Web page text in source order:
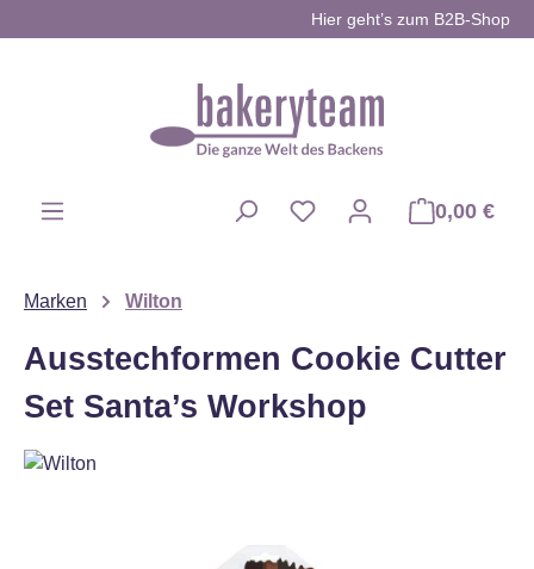
Hier geht’s zum B2B-Shop
0,00 €
Marken Wilton
Ausstechformen Cookie Cutter
Set Santa’s Workshop